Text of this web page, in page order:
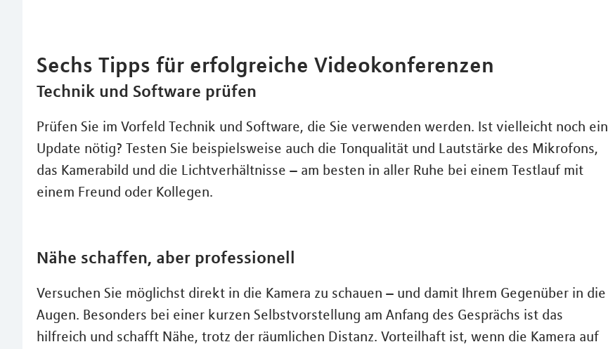
Sechs Tipps für erfolgreiche Videokonferenzen
Technik und Software prüfen
Prüfen Sie im Vorfeld Technik und Software, die Sie verwenden werden. Ist vielleicht noch ein
Update nötig? Testen Sie beispielsweise auch die Tonqualität und Lautstärke des Mikrofons,
das Kamerabild und die Lichtverhältnisse – am besten in aller Ruhe bei einem Testlauf mit
einem Freund oder Kollegen.
Nähe schaffen, aber professionell
Versuchen Sie möglichst direkt in die Kamera zu schauen – und damit Ihrem Gegenüber in die
Augen. Besonders bei einer kurzen Selbstvorstellung am Anfang des Gesprächs ist das
hilfreich und schafft Nähe, trotz der räumlichen Distanz. Vorteilhaft ist, wenn die Kamera auf